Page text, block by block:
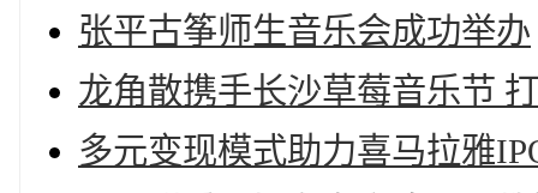
张平古筝师生音乐会成功举办
龙角散携手长沙草莓音乐节
多元变现模式助力喜马拉雅